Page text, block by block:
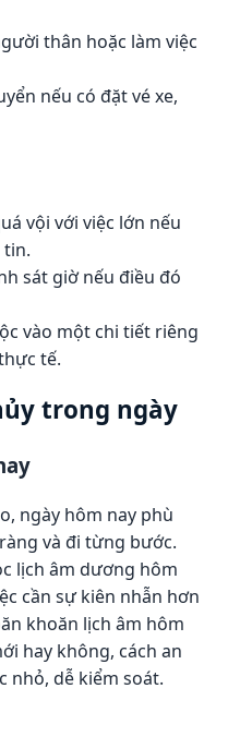
thân hoặc làm việc
nếu có đặt vé xe,
vội với việc lớn nếu
tin.
sát giờ nếu điều đó
vào một chi tiết riêng
tế.
trong ngày
ngày hôm nay phù
và đi từng bước.
lịch âm dương hôm
cần sự kiên nhẫn hơn
khoăn lịch âm hôm
hay không, cách an
nhỏ, dễ kiểm soát.